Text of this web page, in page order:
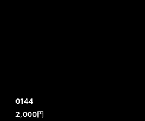
0144
2,000円